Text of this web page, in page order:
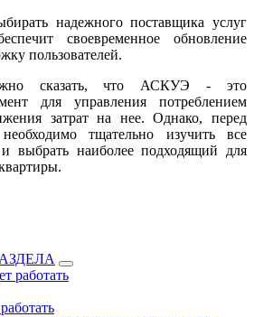
надежного поставщика услуг
своевременное обновление
пользователей.
сказать, что АСКУЭ - это
для управления потреблением
затрат на нее. Однако, перед
тщательно изучить все
выбрать наиболее подходящий для